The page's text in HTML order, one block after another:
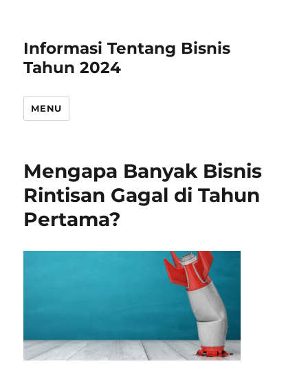
Informasi Tentang Bisnis
Tahun 2024
MENU
Mengapa Banyak Bisnis
Rintisan Gagal di Tahun
Pertama?